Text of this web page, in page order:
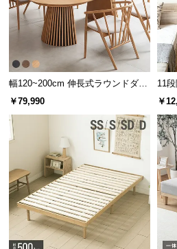
開閉しやすいキャスター付
キャスター付きでたっぷり収
楽々。お部屋に合わせて、左
可能です。
幅120~200cm 伸長式ラウンドダイ
ニングテーブル 6人掛け 天然木突
板 美しい格子デザイン
￥79,990
11
キ
￥